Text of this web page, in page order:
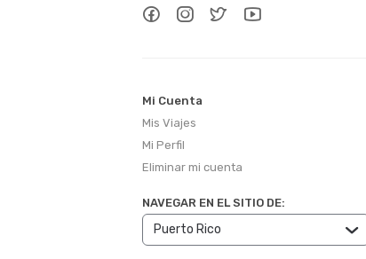
Mi Cuenta
Mis Viajes
Mi Perfil
Eliminar mi cuenta
NAVEGAR EN EL SITIO DE: